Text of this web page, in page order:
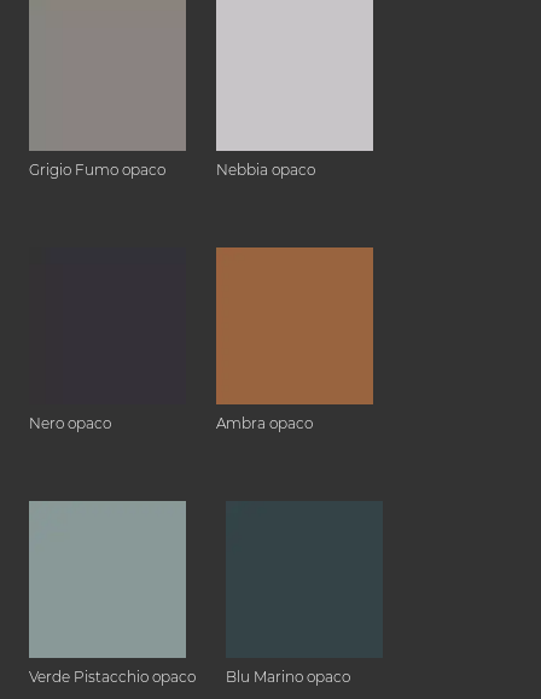
Grigio Fumo opaco Nebbia opaco
Nero opaco Ambra opaco
Verde Pistacchio opaco Blu Marino opaco